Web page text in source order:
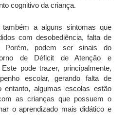
cognitivo da criança.
a alguns sintomas que
com desobediência, falta de
Porém, podem ser sinais do
de Déficit de Atenção e
pode trazer, principalmente,
escolar, gerando falta de
entanto, algumas escolas estão
as crianças que possuem o
o aprendizado mais didático e